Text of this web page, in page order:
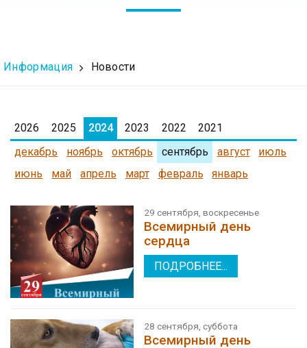
Информация Новости
2026 2025 2024 2023 2022
2021
декабрь
ноябрь октябрь сентябрь август
июль
июнь
май апрель март февраль январь
29 сентября, воскресенье
Всемирный день
сердца
ПОДРОБНЕЕ...
28 сентября, суббота
Всемирный день